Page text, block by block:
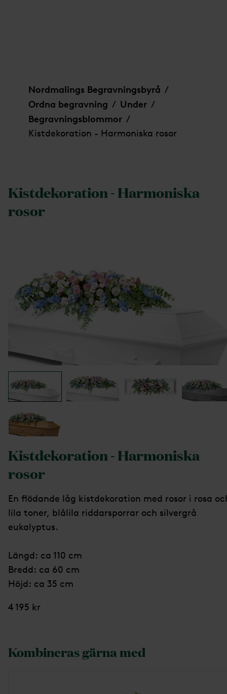
Nordmalings Begravningsbyrå /
Ordna begravning / Under /
Begravningsblommor /
Kistdekoration - Harmoniska rosor
Kistdekoration - Harmoniska
rosor
Kistdekoration - Harmoniska
rosor
En flödande låg kistdekoration med rosor i rosa
lila toner, blålila riddarsporrar och silvergrå
eukalyptus.
Längd: ca 110 cm
Bredd: ca 60 cm
Höjd: ca 35 cm
4 195 kr
Kombineras gärna med